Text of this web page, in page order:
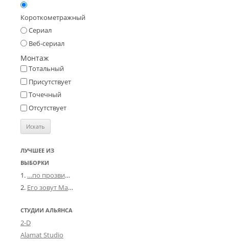
Короткометражный
Сериал
Веб-сериал
Монтаж
Тотальный
Присутствует
Точечный
Отсутствует
ЛУЧШЕЕ ИЗ
ВЫБОРКИ
…по прозвищу «ШИП»
Его зовут Мандалорец: Хроники и локдауны
СТУДИИ АЛЬЯНСА
2-D
Alamat Studio